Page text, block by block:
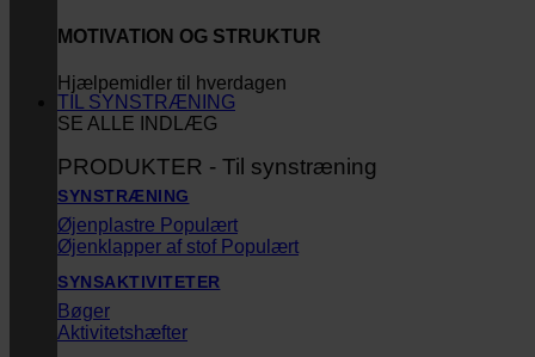
MOTIVATION OG STRUKTUR
Hjælpemidler til hverdagen
SE ALLE INDLÆG
TIL SYNSTRÆNING
PRODUKTER - Til synstræning
SYNSTRÆNING
Øjenplastre
Øjenklapper af stof
SYNSAKTIVITETER
Bøger
Aktivitetshæfter